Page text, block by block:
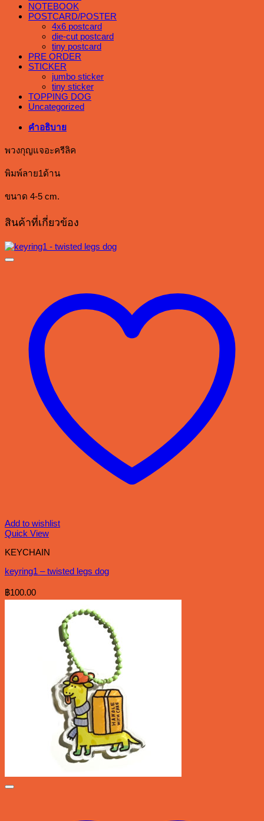
NOTEBOOK
POSTCARD/POSTER
4x6 postcard
die-cut postcard
tiny postcard
PRE ORDER
STICKER
jumbo sticker
tiny sticker
TOPPING DOG
Uncategorized
คำอธิบาย
พวงกุญแจอะครีลิค
พิมพ์ลาย1ด้าน
ขนาด 4-5 cm.
สินค้าที่เกี่ยวข้อง
Add to wishlist
Quick View
KEYCHAIN
keyring1 – twisted legs dog
฿100.00